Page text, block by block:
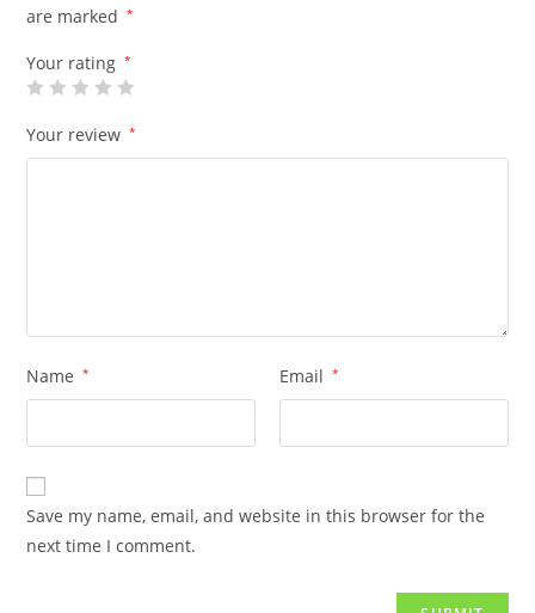
are marked
*
Your rating *
Your review *
Name * Email *
Save my name, email, and website in this browser for the
next time I comment.